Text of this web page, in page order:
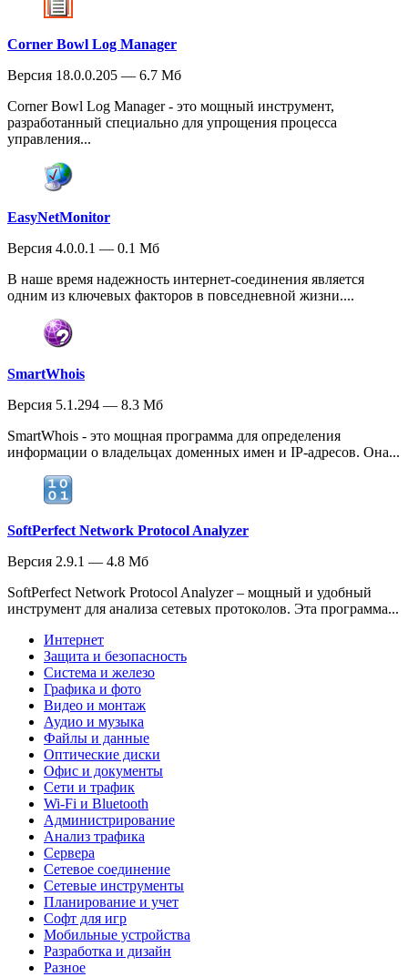
Corner Bowl Log Manager
Версия 18.0.0.205 — 6.7 Мб
Corner Bowl Log Manager - это мощный инструмент,
разработанный специально для упрощения процесса
управления...
EasyNetMonitor
Версия 4.0.0.1 — 0.1 Мб
В наше время надежность интернет-соединения является
одним из ключевых факторов в повседневной жизни....
SmartWhois
Версия 5.1.294 — 8.3 Мб
SmartWhois - это мощная программа для определения
информации о владельцах доменных имен и IP-адресов. Она...
SoftPerfect Network Protocol Analyzer
Версия 2.9.1 — 4.8 Мб
SoftPerfect Network Protocol Analyzer – мощный и удобный
инструмент для анализа сетевых протоколов. Эта программа...
Интернет
Защита и безопасность
Система и железо
Графика и фото
Видео и монтаж
Аудио и музыка
Файлы и данные
Оптические диски
Офис и документы
Сети и трафик
Wi-Fi и Bluetooth
Администрирование
Анализ трафика
Сервера
Сетевое соединение
Сетевые инструменты
Планирование и учет
Софт для игр
Мобильные устройства
Разработка и дизайн
Разное